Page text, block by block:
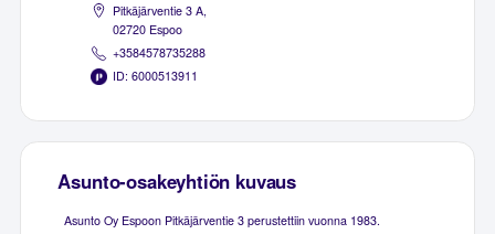
Pitkäjärventie 3 A,
02720 Espoo
+3584578735288
ID: 6000513911
Asunto-osakeyhtiön kuvaus
Asunto Oy Espoon Pitkäjärventie 3 perustettiin vuonna 1983.